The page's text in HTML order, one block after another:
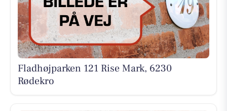
Fladhøjparken 121 Rise Mark, 6230
Rødekro